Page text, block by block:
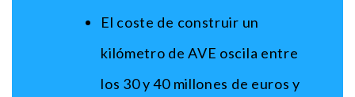
El coste de construir un
kilómetro de AVE oscila entre
los 30 y 40 millones de euros y